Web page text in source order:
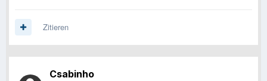
Zitieren
Csabinho